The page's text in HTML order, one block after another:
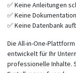
✅ Keine Anleitungen
✅ Keine
✅ Keine Datenbank
Die All-in-One-
entwickelt für Ihr
professionelle Inhalte.